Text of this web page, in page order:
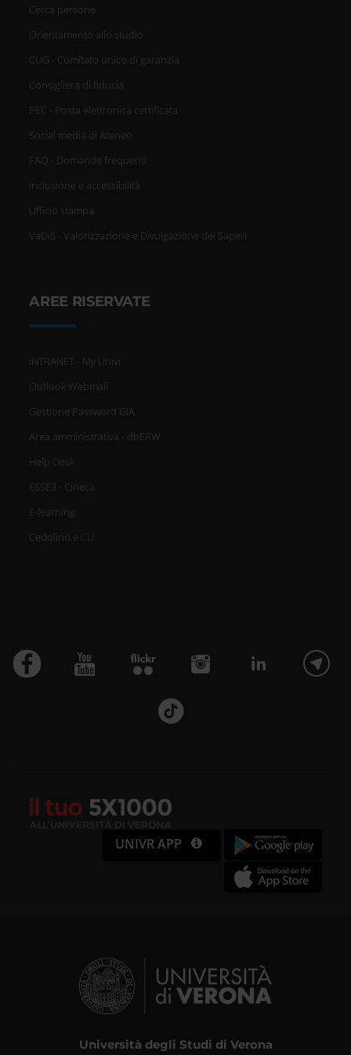
Cerca persone
Orientamento allo studio
CUG - Comitato unico di garanzia
Consigliera di fiducia
PEC - Posta elettronica certificata
Social media di Ateneo
FAQ - Domande frequenti
Inclusione e accessibilità
Ufficio stampa
VaDiS - Valorizzazione e Divulgazione dei Saperi
AREE RISERVATE
INTRANET - My Univr
Outlook Webmail
Gestione Password GIA
Area amministrativa - dbERW
Help Desk
ESSE3 - Cineca
E-learning
Cedolino e CU
UNIVR APP
Università degli Studi di Verona